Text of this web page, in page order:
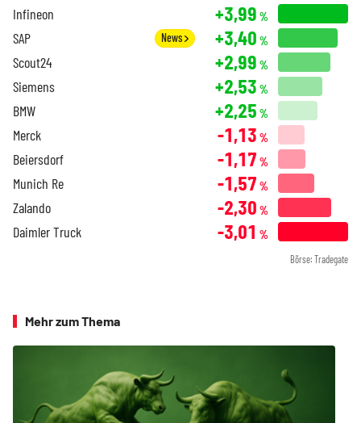
Infineon +3,99 %
SAP News +3,40 %
Scout24 +2,99 %
Siemens +2,53 %
BMW +2,25 %
Merck -1,13 %
Beiersdorf -1,17 %
Munich Re -1,57 %
Zalando -2,30 %
Daimler Truck -3,01 %
Börse: Tradegate
Mehr zum Thema